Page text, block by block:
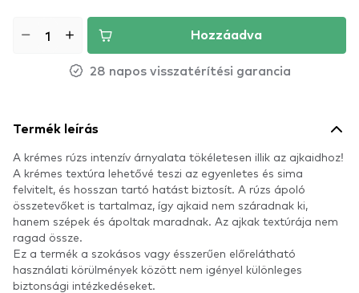
Hozzáadva
28 napos visszatérítési garancia
Termék leírás
A krémes rúzs intenzív árnyalata tökéletesen illik az ajkaidhoz!
A krémes textúra lehetővé teszi az egyenletes és sima
felvitelt, és hosszan tartó hatást biztosít. A rúzs ápoló
összetevőket is tartalmaz, így ajkaid nem száradnak ki,
hanem szépek és ápoltak maradnak. Az ajkak textúrája nem
ragad össze.
Ez a termék a szokásos vagy ésszerűen előrelátható
használati körülmények között nem igényel különleges
biztonsági intézkedéseket.